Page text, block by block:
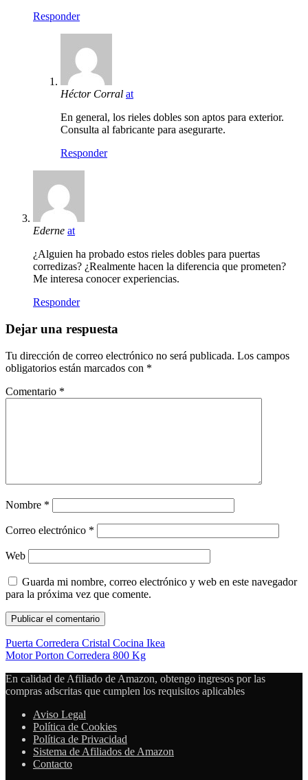
Responder
Héctor Corral at
En general, los rieles dobles son aptos para exterior.
Consulta al fabricante para asegurarte.
Responder
Ederne at
¿Alguien ha probado estos rieles dobles para puertas
corredizas? ¿Realmente hacen la diferencia que prometen?
Me interesa conocer experiencias.
Responder
Dejar una respuesta
Tu dirección de correo electrónico no será publicada. Los campos
obligatorios están marcados con *
Comentario *
Nombre *
Correo electrónico *
Web
Guarda mi nombre, correo electrónico y web en este navegador
para la próxima vez que comente.
Puerta Corredera Cristal Cocina Ikea
Motor Porton Corredera 800 Kg
En calidad de Afiliado de Amazon, obtengo ingresos por las
compras adscritas que cumplen los requisitos aplicables
Aviso Legal
Política de Cookies
Política de Privacidad
Sistema de Afiliados de Amazon
Contacto